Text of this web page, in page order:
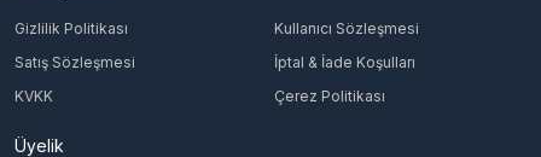
Gizlilik Politikası
Kullanıcı Sözleşmesi
Satış Sözleşmesi
İptal & İade Koşulları
KVKK
Çerez Politikası
Üyelik